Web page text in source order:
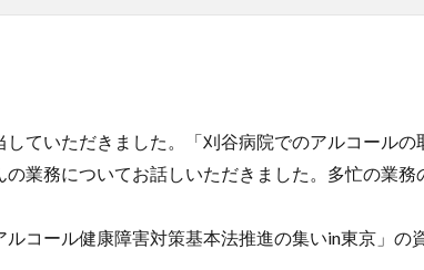
ていただきました。「刈谷病院でのアルコール
業務についてお話しいただきました。多忙の業
コール健康障害対策基本法推進の集いin東京」の